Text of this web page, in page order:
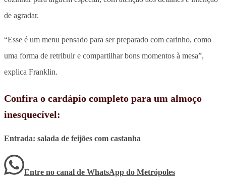
de agradar.
“Esse é um menu pensado para ser preparado com carinho, como
uma forma de retribuir e compartilhar bons momentos à mesa”,
explica Franklin.
Confira o cardápio completo para um almoço
inesquecível:
Entrada: salada de feijões com castanha
Entre no canal de WhatsApp do Metrópoles